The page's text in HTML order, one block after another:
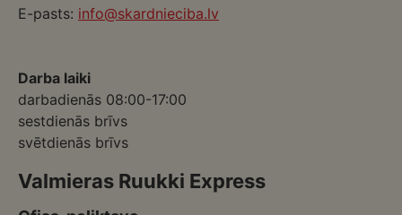
E-pasts: info@skardnieciba.lv
Darba laiki
darbadienās 08:00-17:00
sestdienās brīvs
svētdienās brīvs
Valmieras Ruukki Express